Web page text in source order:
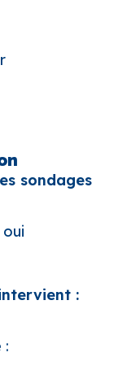
sondages
oui
:
: